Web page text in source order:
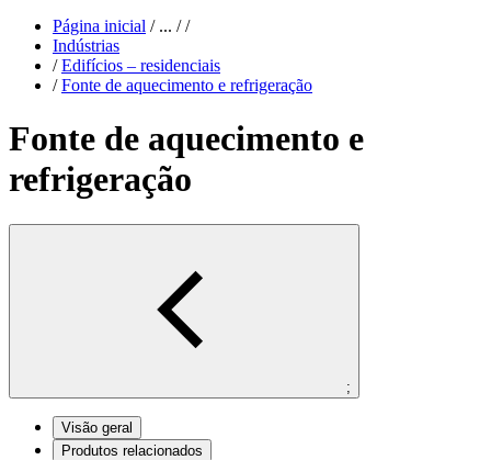
Página inicial /... / /
Indústrias
/ Edifícios – residenciais
/ Fonte de aquecimento e refrigeração
Fonte de aquecimento e
refrigeração
;
Visão geral
Produtos relacionados